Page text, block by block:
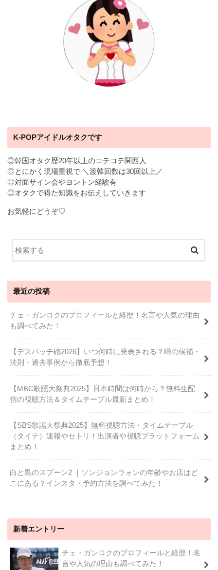
K-POPアイドルオタクです
◎韓国オタク歴20年以上のコテコテ関西人
◎とにかく現場重視で ＼渡韓回数は30回以上／
◎対面サイン会やヨントン経験有
◎オタクで得た知識をお伝えしていきます
お気軽にどうぞ♡
最近の投稿
チェ・ガンロクのプロフィールと経歴！名言や人気の理由
も調べてみた！
【デスパッチ砲2026】いつ何時に発表される？噂の候補・
法則・過去事例から徹底予想！
【MBC歌謡大祭典2025】日本時間は何時から？無料生配
信の視聴方法＆タイムテーブル最新まとめ！
【SBS歌謡大祭典2025】無料視聴方法・タイムテーブル
（タイテ）速報やセトリ！出演者や視聴プラットフォーム
まとめ！
白と黒のスプーン2 ｜ソンジョンウォンの年齢やお店はど
こにある？インスタ・予約方法を調べてみた！
新着エントリー
チェ・ガンロクのプロフィールと経歴！名
言や人気の理由も調べてみた！